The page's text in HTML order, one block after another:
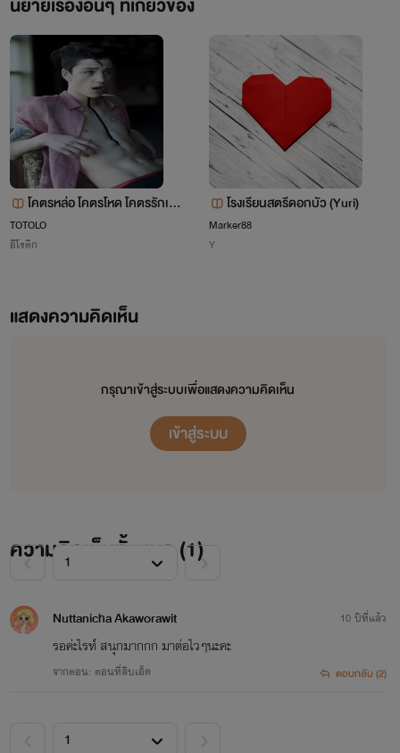
โคตรหล่อ โคตรโหด โคตรรักเมีย
(นางเอกสายอ่อย)
TOTOLO
อีโรติก
โรงเรียนสตรีดอกบัว (Yuri)
Marker88
Y
แสดงความคิดเห็น
กรุณาเข้าสู่ระบบเพื่อแสดงความคิดเห็น
เข้าสู่ระบบ
ความคิดเห็นทั้งหมด (1)
Nuttanicha Akaworawit
รอค่ะไรท์ สนุกมากกก มาต่อไวๆนะคะ
จากตอน: ตอนที่สิบเอ็ด
10 ปีที่แล้ว
ตอบกลับ (2)